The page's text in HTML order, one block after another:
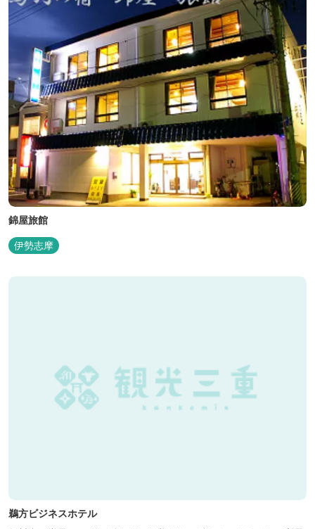
錦屋旅館
伊勢志摩
鵜方ビジネスホテル